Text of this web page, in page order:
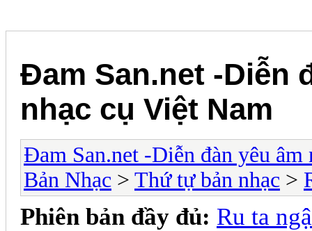
Đam San.net -Diễn
nhạc cụ Việt Nam
Đam San.net -Diễn đàn yêu âm
Bản Nhạc > Thứ tự bản nhạc >
Phiên bản đầy đủ: Ru ta